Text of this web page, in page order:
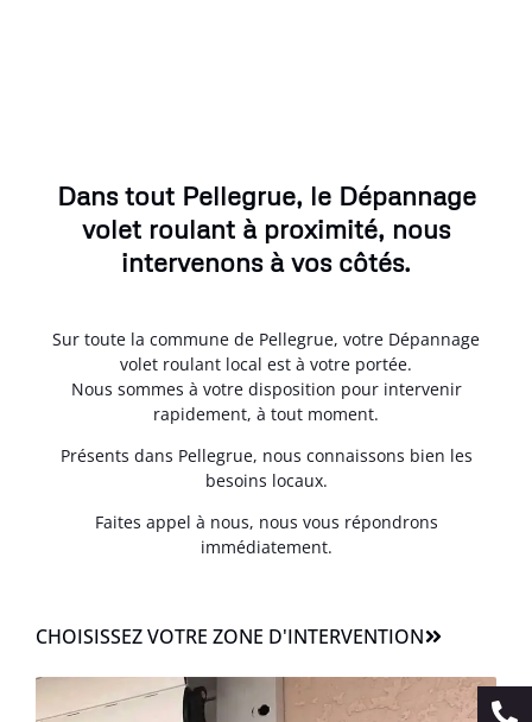
Dans tout Pellegrue, le Dépannage
volet roulant à proximité, nous
intervenons à vos côtés.
Sur toute la commune de Pellegrue, votre Dépannage
volet roulant local est à votre portée.
Nous sommes à votre disposition pour intervenir
rapidement, à tout moment.
Présents dans Pellegrue, nous connaissons bien les
besoins locaux.
Faites appel à nous, nous vous répondrons
immédiatement.
CHOISISSEZ VOTRE ZONE D'INTERVENTION